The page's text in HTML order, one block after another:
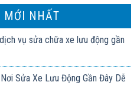
MỚI NHẤT
vụ sửa chữa xe lưu động gần
Sửa Xe Lưu Động Gần Đây Dễ